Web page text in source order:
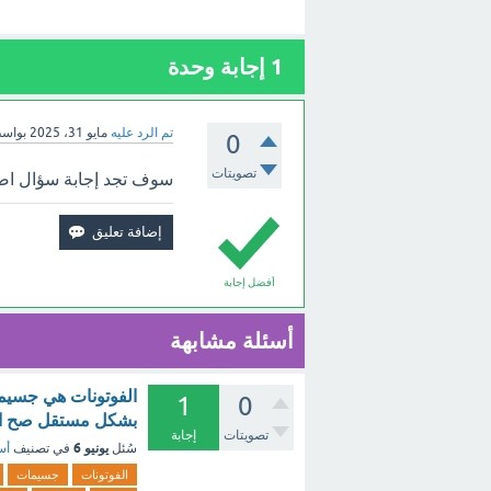
1 إجابة وحدة
0
تصويتات
تم الرد عليه مايو 31، 2025
أفضل إجابة
سوف تجد إجابة سؤال
أسئلة مشابهة
0
تصويتات
1
إجابة
الفوتونات هي
بشكل مستقل صح
سُئل يونيو 6 في تصنيف
الفوتونات جسيمات